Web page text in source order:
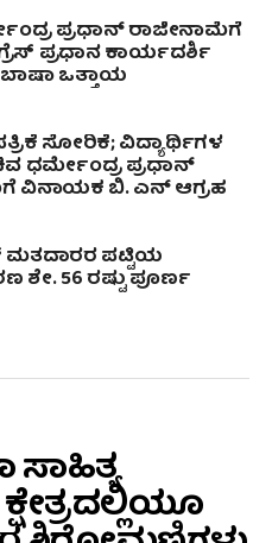
ಪ್ರಧಾನ್ ರಾಜೀನಾಮೆಗೆ
ಪ್ರಧಾನ ಕಾರ್ಯದರ್ಶಿ
ಒತ್ತಾಯ
ಸೋರಿಕೆ; ವಿದ್ಯಾರ್ಥಿಗಳ
ಧರ್ಮೇಂದ್ರ ಪ್ರಧಾನ್‌
ವಿನಾಯಕ ಬಿ. ಎನ್ ಆಗ್ರಹ
ಪಟ್ಟಿಯ
ಶೇ. 56 ರಷ್ಟು ಪೂರ್ಣ